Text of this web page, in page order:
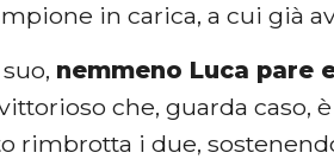
in carica, a cui già
nemmeno Luca pare
che, guarda caso,
rimbrotta i due,